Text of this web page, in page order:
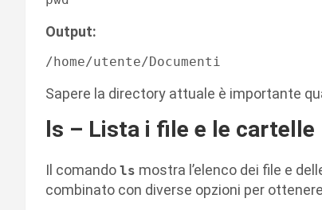
Output:
Sapere la directory attuale è importante
ls – Lista i file e le cartelle
Il comando ls mostra l’elenco dei file e
combinato con diverse opzioni per